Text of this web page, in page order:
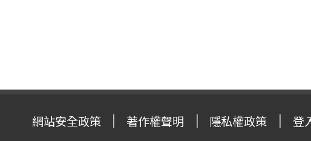
網站安全政策 著作權聲明 隱私權政策 登